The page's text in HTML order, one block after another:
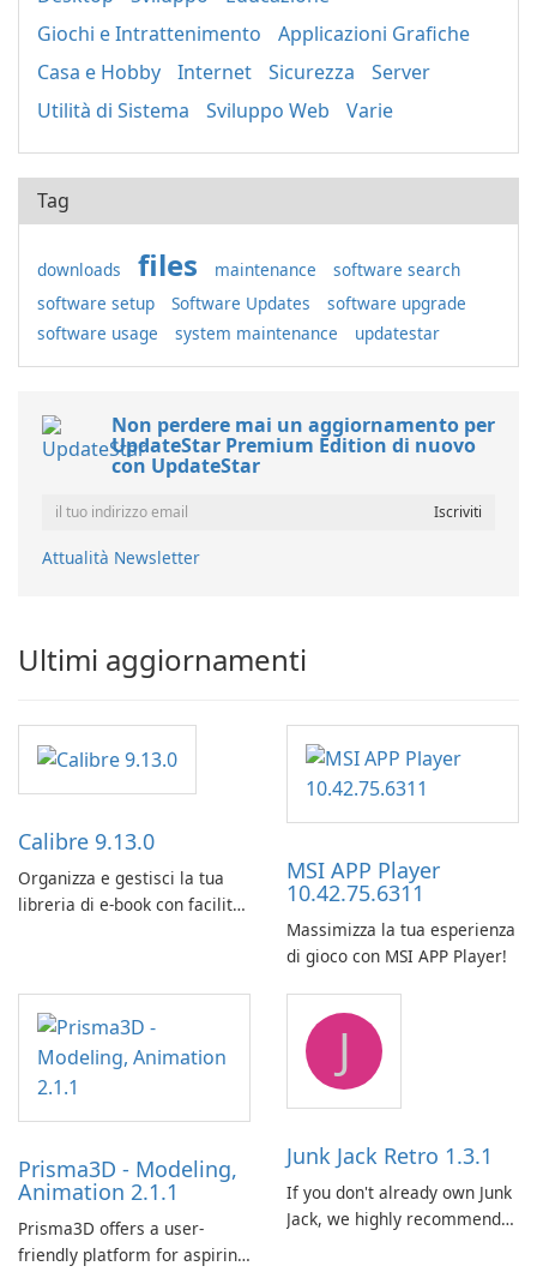
Giochi e Intrattenimento
Applicazioni Grafiche
Casa e Hobby
Internet Sicurezza
Server
Utilità di Sistema
Sviluppo Web Varie
Tag
downloads files maintenance
software search
software setup
Software Updates
software upgrade
software usage
system maintenance updatestar
Non perdere mai un aggiornamento per
UpdateStar Premium Edition di nuovo
con UpdateStar
Attualità Newsletter
Ultimi aggiornamenti
Calibre 9.13.0
Organizza e gestisci la tua
libreria di e-book con facilità
MSI APP Player
10.42.75.6311
Massimizza la tua esperienza
di gioco con MSI APP Player!
Prisma3D - Modeling,
Animation 2.1.1
Prisma3D offers a user-
friendly platform for aspiring
J
Junk Jack Retro 1.3.1
If you don't already own Junk
Jack, we highly recommend